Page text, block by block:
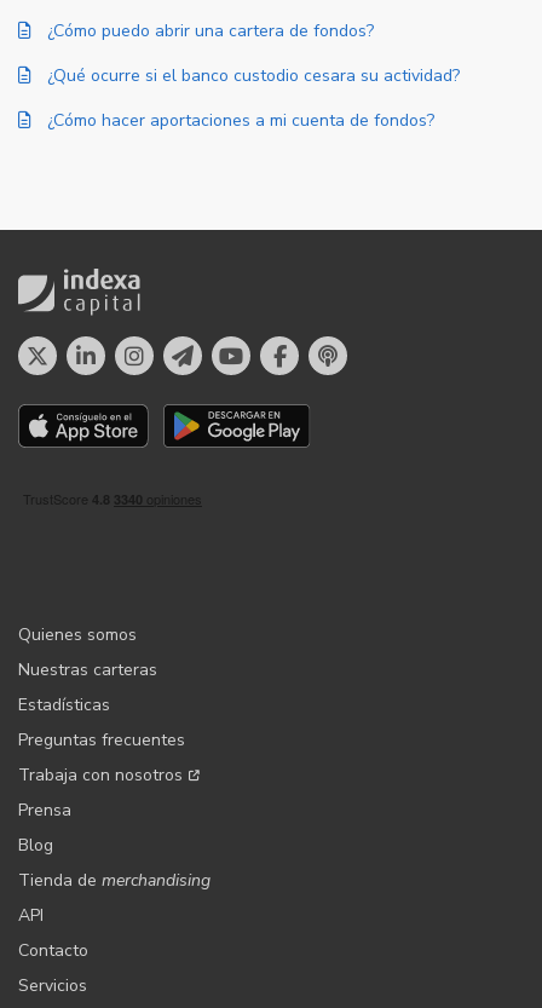
¿Cómo puedo abrir una cartera de fondos?
¿Qué ocurre si el banco custodio cesara su actividad?
¿Cómo hacer aportaciones a mi cuenta de fondos?
Quienes somos
Nuestras carteras
Estadísticas
Preguntas frecuentes
Trabaja con nosotros
Prensa
Blog
Tienda de merchandising
API
Contacto
Servicios